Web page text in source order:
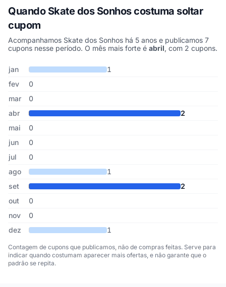
Quando Skate dos Sonhos costuma soltar
cupom
Acompanhamos Skate dos Sonhos há 5 anos e publicamos 7
cupons nesse período. O mês mais forte é abril, com 2 cupons.
Cupons de Skate dos Sonhos publicados por mês, somando os
Mês Cupons publicadosDesconto médio
jan
1
fev
0
mar
0
abr
2
mai
0
jun
0
jul
0
ago
1
set
2
out
0
nov
0
dez
1
Contagem de cupons que publicamos, não de compras feitas. Serve para
indicar quando costumam aparecer mais ofertas, e não garante que o
padrão se repita.